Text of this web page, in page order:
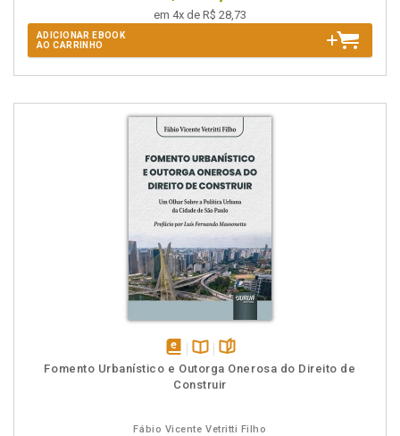
em 4x de R$ 28,73
ADICIONAR EBOOK
AO CARRINHO
disponível
em
Disponível
na
páginas
Fomento Urbanístico e Outorga Onerosa do Direito de
Construir
Fábio Vicente Vetritti Filho